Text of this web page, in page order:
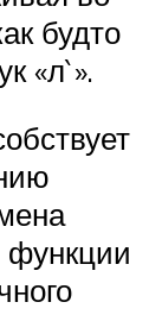
будто
«л`».
функции